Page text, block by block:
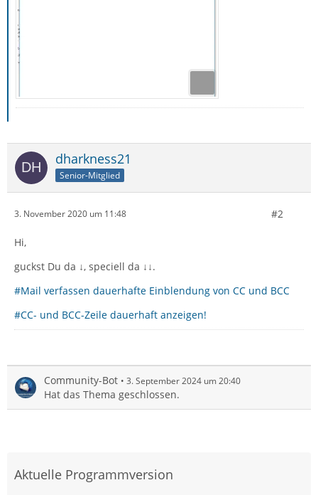
dharkness21
Senior-Mitglied
3. November 2020 um 11:48 #2
Hi,
guckst Du da ↓, speciell da ↓↓.
#Mail verfassen dauerhafte Einblendung von CC und BCC
#CC- und BCC-Zeile dauerhaft anzeigen!
Community-Bot 3. September 2024 um 20:40
Hat das Thema geschlossen.
Aktuelle Programmversion